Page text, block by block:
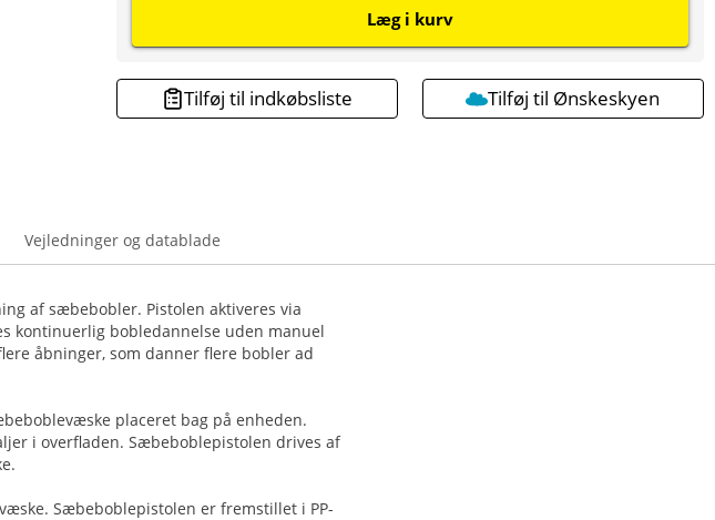
Læg i kurv
Tilføj til indkøbsliste Tilføj til Ønskeskyen
Vejledninger og datablade
af sæbebobler. Pistolen aktiveres via
kontinuerlig bobledannelse uden manuel
åbninger, som danner flere bobler ad
placeret bag på enheden.
i overfladen. Sæbeboblepistolen drives af
Sæbeboblepistolen er fremstillet i PP-